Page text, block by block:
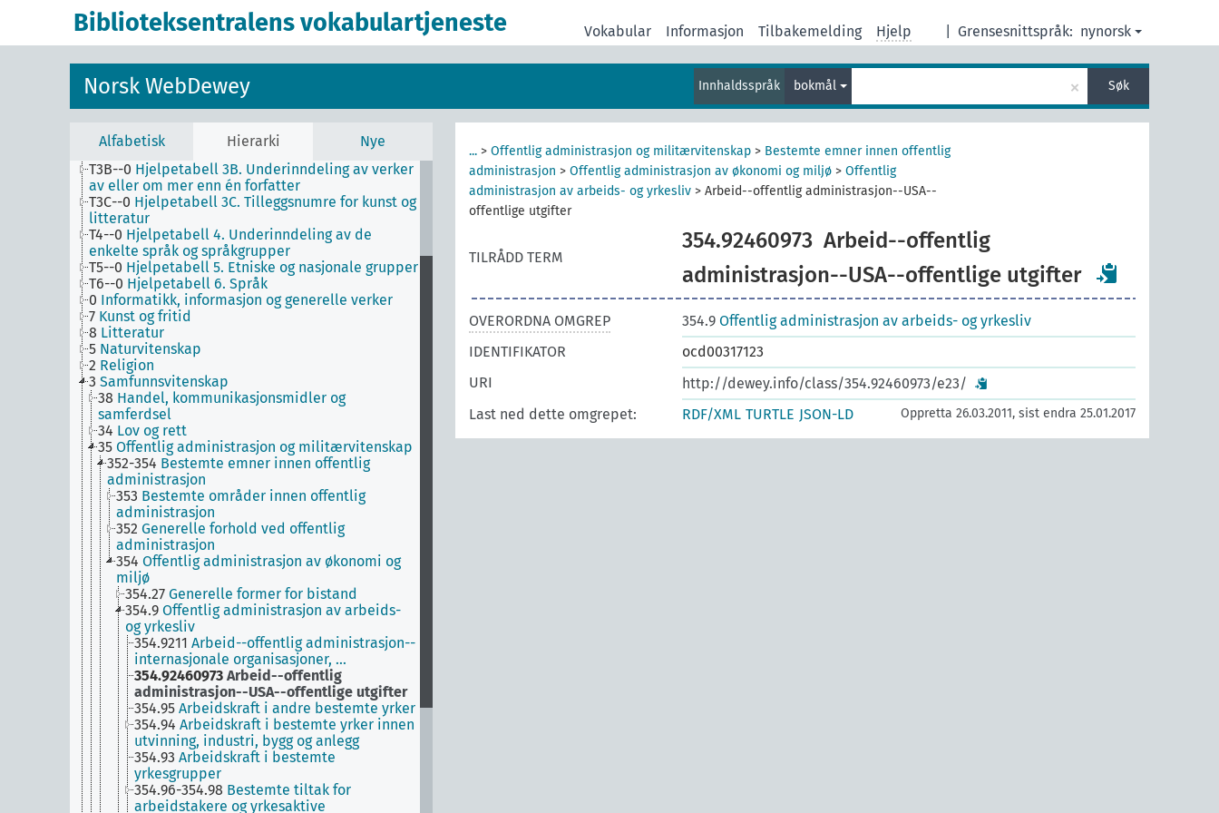
Biblioteksentralens vokabulartjeneste Grensesnittspråk: nynorsk
Vokabular Informasjon Tilbakemelding Hjelp
Norsk WebDewey Innhaldsspråk bokmål × Søk
Alfabetisk Hierarki Nye
9 Historie og geografi
T3--0 Hjelpetabell 3. Underinndeling av kunst, av
de enkelte språks litteraturer, av bestemte
litterære former
T3A--0 Hjelpetabell 3A. Underinndeling av verker
T3B--0 Hjelpetabell 3B. Underinndeling av verker
av eller om mer enn én forfatter
T3C--0 Hjelpetabell 3C. Tilleggsnumre for kunst og
litteratur
T4--0 Hjelpetabell 4. Underinndeling av de
enkelte språk og språkgrupper
T5--0 Hjelpetabell 5. Etniske og nasjonale grupper
T6--0 Hjelpetabell 6. Språk
0 Informatikk, informasjon og generelle verker
7 Kunst og fritid
8 Litteratur
5 Naturvitenskap
2 Religion
3 Samfunnsvitenskap
38 Handel, kommunikasjonsmidler og
samferdsel
34 Lov og rett
35 Offentlig administrasjon og militærvitenskap
352-354 Bestemte emner innen offentlig
administrasjon
353 Bestemte områder innen offentlig
administrasjon
352 Generelle forhold ved offentlig
administrasjon
354 Offentlig administrasjon av økonomi og
miljø
354.27 Generelle former for bistand
354.9 Offentlig administrasjon av arbeids-
og yrkesliv
354.9211 Arbeid--offentlig administrasjon--
internasjonale organisasjoner, …
354.92460973 Arbeid--offentlig
administrasjon--USA--offentlige utgifter
354.95 Arbeidskraft i andre bestemte yrker
354.94 Arbeidskraft i bestemte yrker innen
utvinning, industri, bygg og anlegg
354.93 Arbeidskraft i bestemte
yrkesgrupper
354.96-354.98 Bestemte tiltak for
arbeidstakere og yrkesaktive
... > Offentlig administrasjon og militærvitenskap > Bestemte emner innen offentlig
administrasjon > Offentlig administrasjon av økonomi og miljø > Offentlig
administrasjon av arbeids- og yrkesliv > Arbeid--offentlig administrasjon--USA--
offentlige utgifter
TILRÅDD TERM
354.92460973 Arbeid--offentlig
administrasjon--USA--offentlige utgifter
OVERORDNA OMGREP 354.9 Offentlig administrasjon av arbeids- og yrkesliv
IDENTIFIKATOR
ocd00317123
URI
http://dewey.info/class/354.92460973/e23/
Last ned dette omgrepet:
RDF/XML TURTLE JSON-LD Oppretta 26.03.2011, sist endra 25.01.2017